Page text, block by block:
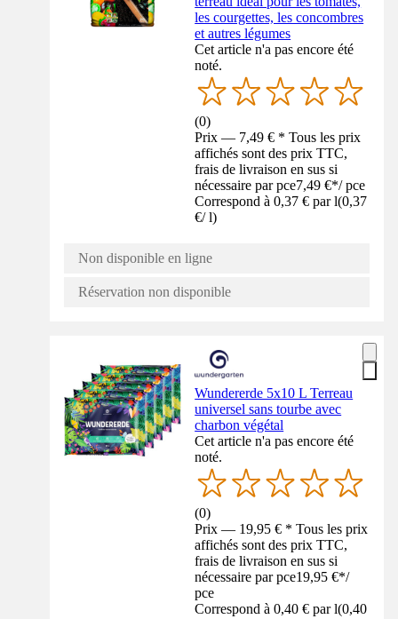
les courgettes, les concombres
et autres légumes
Cet article n'a pas encore été
noté.
(0)
Prix — 7,49 € * Tous les prix
affichés sont des prix TTC,
frais de livraison en sus si
nécessaire par pce7,49 €*/ pce
Correspond à 0,37 € par l(0,37
€/ l)
Non disponible en ligne
Réservation non disponible
Wundererde 5x10 L Terreau
universel sans tourbe avec
charbon végétal
Cet article n'a pas encore été
noté.
(0)
Prix — 19,95 € * Tous les prix
affichés sont des prix TTC,
frais de livraison en sus si
nécessaire par pce19,95 €*/
pce
Correspond à 0,40 € par l(0,40